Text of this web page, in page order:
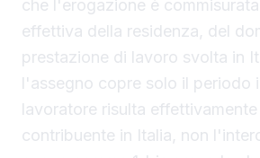
che l'erogazione è
effettiva della residenza, del
prestazione di lavoro svolta in
l'assegno copre solo il periodo
lavoratore risulta
contribuente in Italia, non